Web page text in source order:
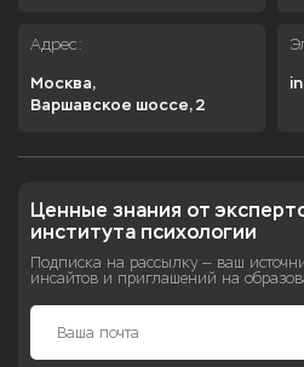
Адрес:
Москва,
Варшавское шоссе, 2
Ценные знания от
института психологии
Подписка на рассылку — ваш
инсайтов и приглашений на